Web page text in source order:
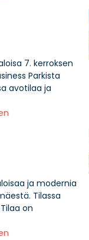
7. kerroksen
Parkista
avotilaa ja
ja modernia
Tilassa
on